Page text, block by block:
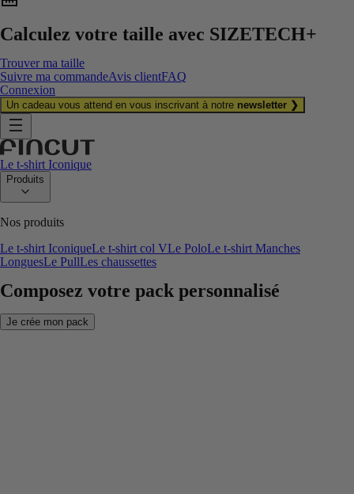
Calculez votre taille avec SIZETECH+
Trouver ma taille
Suivre ma commandeAvis clientFAQ
Connexion
Un cadeau vous attend en vous inscrivant à notre newsletter ❯
Le t-shirt Iconique
Produits
Nos produits
Le t-shirt IconiqueLe t-shirt col VLe PoloLe t-shirt Manches
LonguesLe PullLes chaussettes
Composez votre pack personnalisé
Je crée mon pack